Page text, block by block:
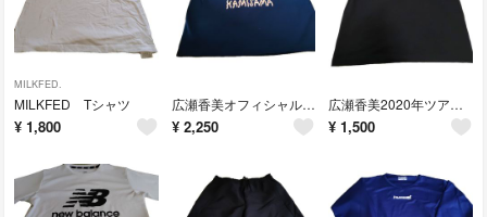
MILKFED.
MILKFED Tシャツ
¥ 1,800
広瀬香美オフィシャルグッズ
¥ 2,250
広瀬香美2020年ツアーTシャツ
¥ 1,500